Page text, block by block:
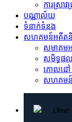
ការស្រាវ
បណ្ណាល័យ
ទំនាក់ទំនង
សហគមន៍អតីត
សមាគម
សមិទ្ធផ
គោលដៅ
សហគមន៍
close